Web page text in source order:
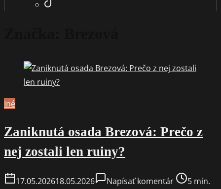
Iné
Zaniknutá osada Brezová: Prečo z
nej zostali len ruiny?
17.05.202618.05.2026 Napísať komentáron
Post5 min.